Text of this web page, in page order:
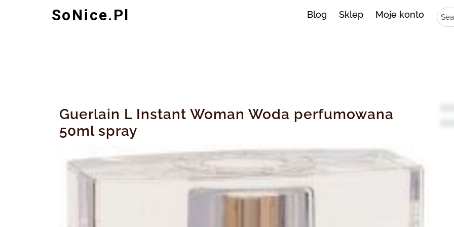
SoNice.pl Blog Sklep Moje konto
Guerlain L Instant Woman Woda perfumowana
50ml spray